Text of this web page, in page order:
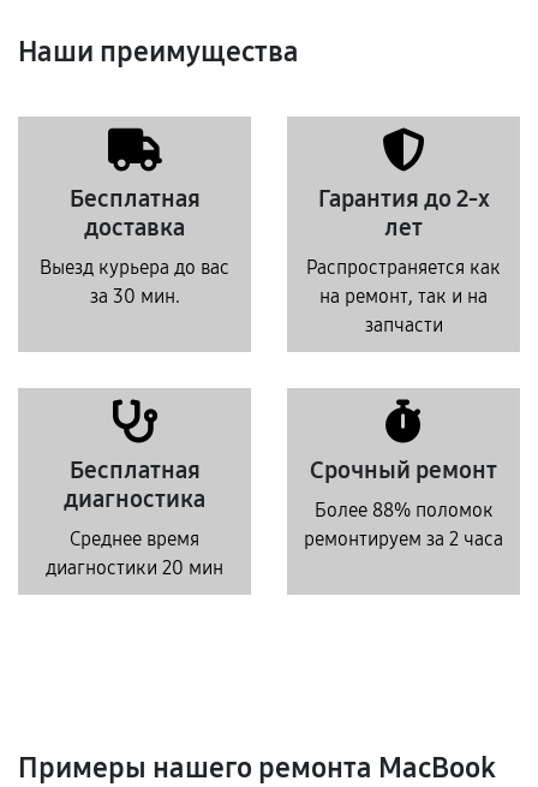
Наши преимущества
Бесплатная
доставка
Выезд курьера до вас
за 30 мин.
Гарантия до 2-х
лет
Распространяется как
на ремонт, так и на
запчасти
Бесплатная
диагностика
Среднее время
диагностики 20 мин
Срочный ремонт
Более 88% поломок
ремонтируем за 2 часа
Примеры нашего ремонта MacBook